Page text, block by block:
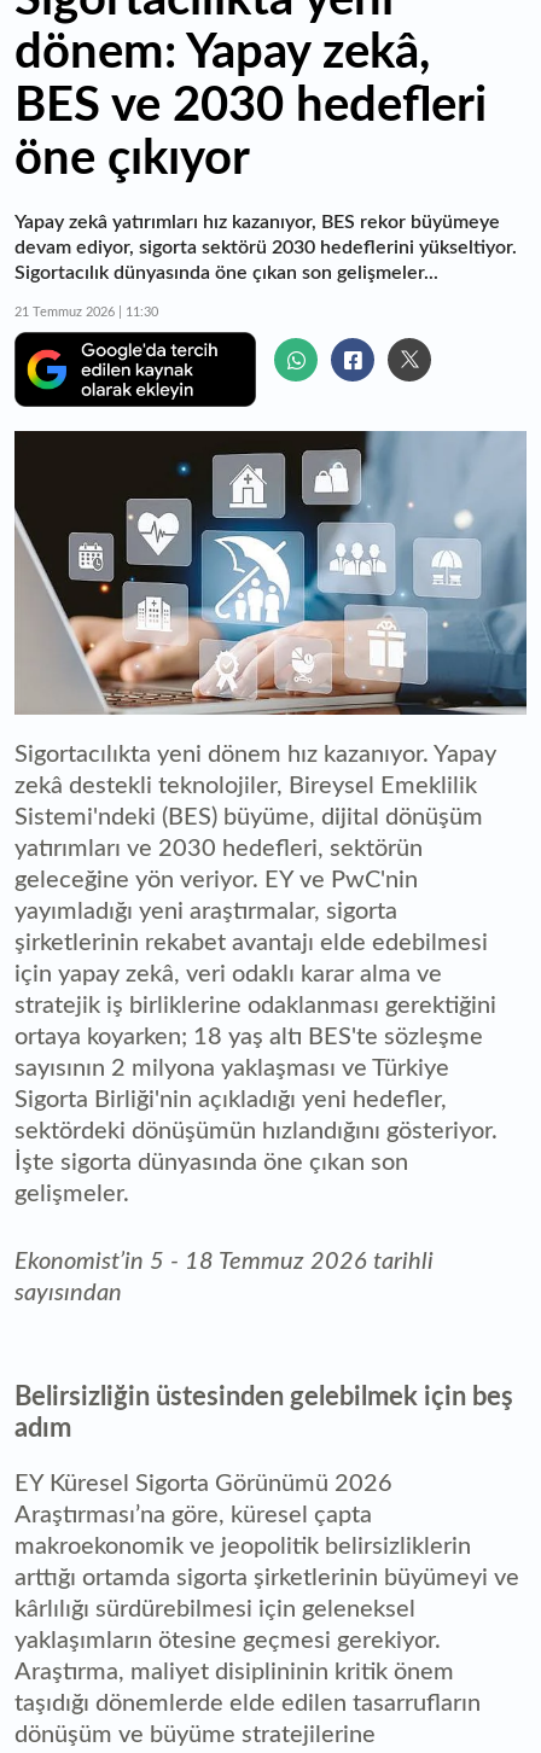
dönem: Yapay zekâ,
BES ve 2030 hedefleri
öne çıkıyor
Yapay zekâ yatırımları hız kazanıyor, BES rekor büyümeye
devam ediyor, sigorta sektörü 2030 hedeflerini yükseltiyor.
Sigortacılık dünyasında öne çıkan son gelişmeler...
21 Temmuz 2026 | 11:30
Sigortacılıkta yeni dönem hız kazanıyor. Yapay
zekâ destekli teknolojiler, Bireysel Emeklilik
Sistemi'ndeki (BES) büyüme, dijital dönüşüm
yatırımları ve 2030 hedefleri, sektörün
geleceğine yön veriyor. EY ve PwC'nin
yayımladığı yeni araştırmalar, sigorta
şirketlerinin rekabet avantajı elde edebilmesi
için yapay zekâ, veri odaklı karar alma ve
stratejik iş birliklerine odaklanması gerektiğini
ortaya koyarken; 18 yaş altı BES'te sözleşme
sayısının 2 milyona yaklaşması ve Türkiye
Sigorta Birliği'nin açıkladığı yeni hedefler,
sektördeki dönüşümün hızlandığını gösteriyor.
İşte sigorta dünyasında öne çıkan son
gelişmeler.
Ekonomist’in 5 - 18 Temmuz 2026 tarihli
sayısından
Belirsizliğin üstesinden gelebilmek için beş
adım
EY Küresel Sigorta Görünümü 2026
Araştırması’na göre, küresel çapta
makroekonomik ve jeopolitik belirsizliklerin
arttığı ortamda sigorta şirketlerinin büyümeyi ve
kârlılığı sürdürebilmesi için geleneksel
yaklaşımların ötesine geçmesi gerekiyor.
Araştırma, maliyet disiplininin kritik önem
taşıdığı dönemlerde elde edilen tasarrufların
dönüşüm ve büyüme stratejilerine